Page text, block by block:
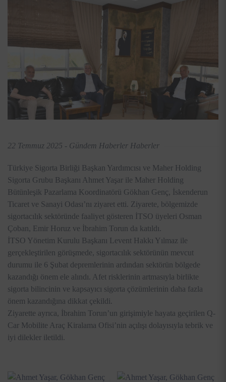
22 Temmuz 2025 - Gündem Haberler Haberler
Türkiye Sigorta Birliği Başkan Yardımcısı ve Maher Holding
Sigorta Grubu Başkanı Ahmet Yaşar ile Maher Holding
Bütünleşik Pazarlama Koordinatörü Gökhan Genç, İskenderun
Ticaret ve Sanayi Odası’nı ziyaret etti. Ziyarete, bölgemizde
sigortacılık sektöründe faaliyet gösteren İTSO üyeleri Osman
Çoban, Emir Horuz ve İbrahim Torun da katıldı.
İTSO Yönetim Kurulu Başkanı Levent Hakkı Yılmaz ile
gerçekleştirilen görüşmede, sigortacılık sektörünün mevcut
durumu ile 6 Şubat depremlerinin ardından sektörün bölgede
kazandığı önem ele alındı. Afet risklerinin artmasıyla birlikte
sigorta bilincinin ve kapsayıcı sigorta çözümlerinin daha fazla
önem kazandığına dikkat çekildi.
Ziyarette ayrıca, İbrahim Torun’un girişimiyle hayata geçirilen Q-
Car Mobilite Araç Kiralama Ofisi’nin açılışı dolayısıyla tebrik ve
iyi dilekler iletildi.